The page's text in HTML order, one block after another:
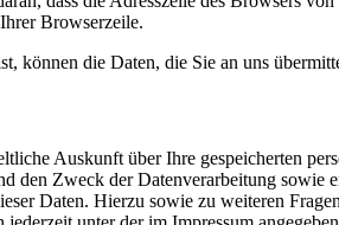
Browserzeile.
können die Daten, die Sie an uns
Auskunft über Ihre gespeicherten
den Zweck der Datenverarbeitung sowie
Daten. Hierzu sowie zu weiteren